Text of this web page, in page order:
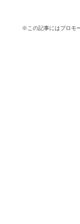
※この記事にはプロモ